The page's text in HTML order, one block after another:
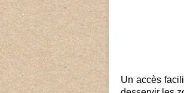
Un accès